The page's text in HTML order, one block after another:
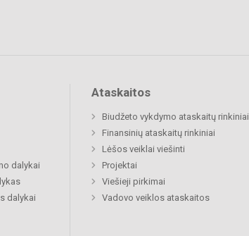
dalykai
dalykai
Ataskaitos
Biudžeto vykdymo ataskaitų rinkiniai
Finansinių ataskaitų rinkiniai
Lėšos veiklai viešinti
Projektai
Viešieji pirkimai
Vadovo veiklos ataskaitos